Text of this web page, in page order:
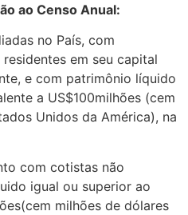
ao Censo Anual:
no País, com
em seu capital
e com patrimônio líquido
a US$100milhões (cem
Unidos da América), na
com cotistas não
igual ou superior ao
milhões de dólares